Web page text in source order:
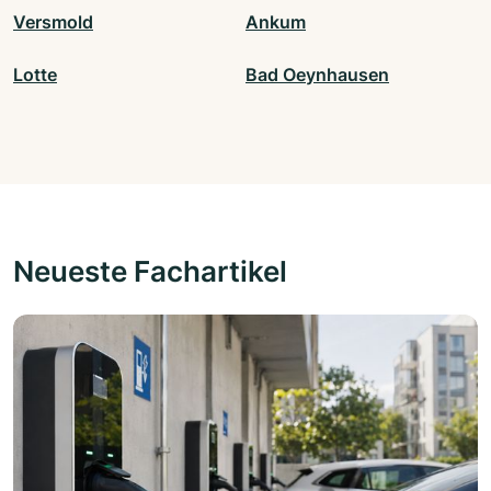
Versmold Ankum
Lotte Bad Oeynhausen
Neueste Fachartikel